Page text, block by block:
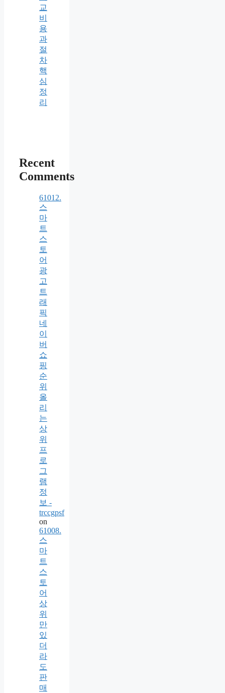
교
비
용
과
절
차
핵
심
정
리
Recent
Comments
61012.
스
마
트
스
토
어
광
고
트
래
픽
네
이
버
쇼
핑
순
위
올
리
는
상
위
프
로
그
램
정
보 -
trccgpsf
on
61008.
스
마
트
스
토
어
상
위
만
있
더
라
도
판
매